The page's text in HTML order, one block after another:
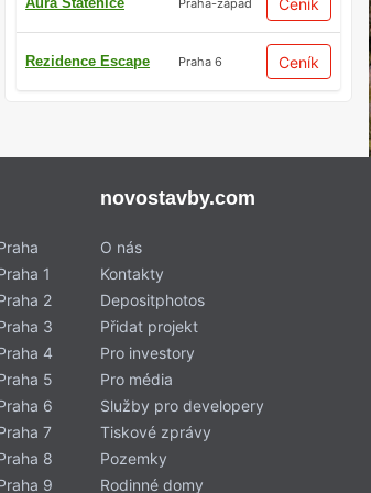
Ceník
Rezidence Escape Praha 6 Ceník
1
2
3
4
5
6
7
8
9
novostavby.com
O nás
Kontakty
Depositphotos
Přidat projekt
Pro investory
Pro média
Služby pro developery
Tiskové zprávy
Pozemky
Rodinné domy